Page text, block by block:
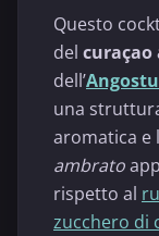
Questo
del curaçao
dell’
una
aromatica e
ambrato
rispetto al
zucchero di